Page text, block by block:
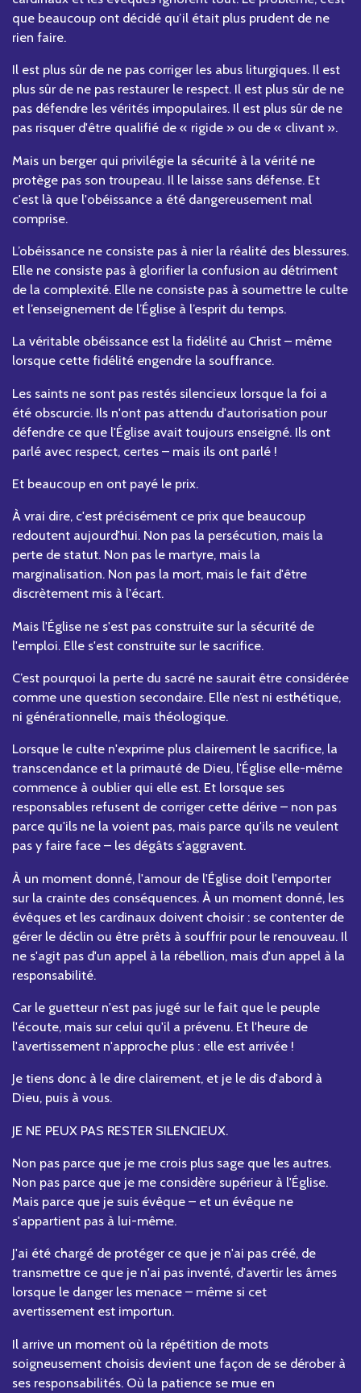
que beaucoup ont décidé qu’il était plus prudent de ne
rien faire.
Il est plus sûr de ne pas corriger les abus liturgiques. Il est
plus sûr de ne pas restaurer le respect. Il est plus sûr de ne
pas défendre les vérités impopulaires. Il est plus sûr de ne
pas risquer d'être qualifié de « rigide » ou de « clivant ».
Mais un berger qui privilégie la sécurité à la vérité ne
protège pas son troupeau. Il le laisse sans défense. Et
c'est là que l'obéissance a été dangereusement mal
comprise.
L’obéissance ne consiste pas à nier la réalité des blessures.
Elle ne consiste pas à glorifier la confusion au détriment
de la complexité. Elle ne consiste pas à soumettre le culte
et l’enseignement de l’Église à l’esprit du temps.
La véritable obéissance est la fidélité au Christ – même
lorsque cette fidélité engendre la souffrance.
Les saints ne sont pas restés silencieux lorsque la foi a
été obscurcie. Ils n'ont pas attendu d'autorisation pour
défendre ce que l'Église avait toujours enseigné. Ils ont
parlé avec respect, certes – mais ils ont parlé !
Et beaucoup en ont payé le prix.
À vrai dire, c'est précisément ce prix que beaucoup
redoutent aujourd'hui. Non pas la persécution, mais la
perte de statut. Non pas le martyre, mais la
marginalisation. Non pas la mort, mais le fait d'être
discrètement mis à l'écart.
Mais l'Église ne s'est pas construite sur la sécurité de
l'emploi. Elle s'est construite sur le sacrifice.
C’est pourquoi la perte du sacré ne saurait être considérée
comme une question secondaire. Elle n’est ni esthétique,
ni générationnelle, mais théologique.
Lorsque le culte n'exprime plus clairement le sacrifice, la
transcendance et la primauté de Dieu, l'Église elle-même
commence à oublier qui elle est. Et lorsque ses
responsables refusent de corriger cette dérive – non pas
parce qu'ils ne la voient pas, mais parce qu'ils ne veulent
pas y faire face – les dégâts s'aggravent.
À un moment donné, l'amour de l'Église doit l'emporter
sur la crainte des conséquences. À un moment donné, les
évêques et les cardinaux doivent choisir : se contenter de
gérer le déclin ou être prêts à souffrir pour le renouveau. Il
ne s'agit pas d'un appel à la rébellion, mais d'un appel à la
responsabilité.
Car le guetteur n'est pas jugé sur le fait que le peuple
l'écoute, mais sur celui qu'il a prévenu. Et l'heure de
l'avertissement n'approche plus : elle est arrivée !
Je tiens donc à le dire clairement, et je le dis d'abord à
Dieu, puis à vous.
JE NE PEUX PAS RESTER SILENCIEUX.
Non pas parce que je me crois plus sage que les autres.
Non pas parce que je me considère supérieur à l'Église.
Mais parce que je suis évêque – et un évêque ne
s'appartient pas à lui-même.
J'ai été chargé de protéger ce que je n'ai pas créé, de
transmettre ce que je n'ai pas inventé, d'avertir les âmes
lorsque le danger les menace – même si cet
avertissement est importun.
Il arrive un moment où la répétition de mots
soigneusement choisis devient une façon de se dérober à
ses responsabilités. Où la patience se mue en